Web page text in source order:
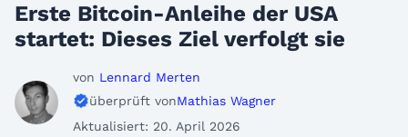
Erste Bitcoin-Anleihe der USA
startet: Dieses Ziel verfolgt sie
von Lennard Merten
überprüft vonMathias Wagner
Aktualisiert: 20. April 2026